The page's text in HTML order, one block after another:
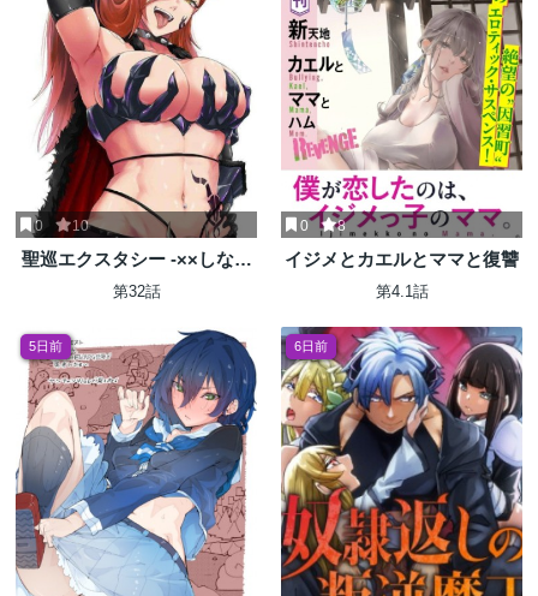
0 10
聖巡エクスタシー -××しない
と出られない部屋で魔族をブ
第32話
0 8
イジメとカエルとママと復讐
第4.1話
5日前 6日前